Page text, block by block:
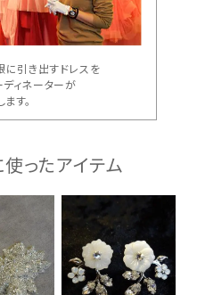
引き出すドレスを
ィネーターが
す。
ったアイテム